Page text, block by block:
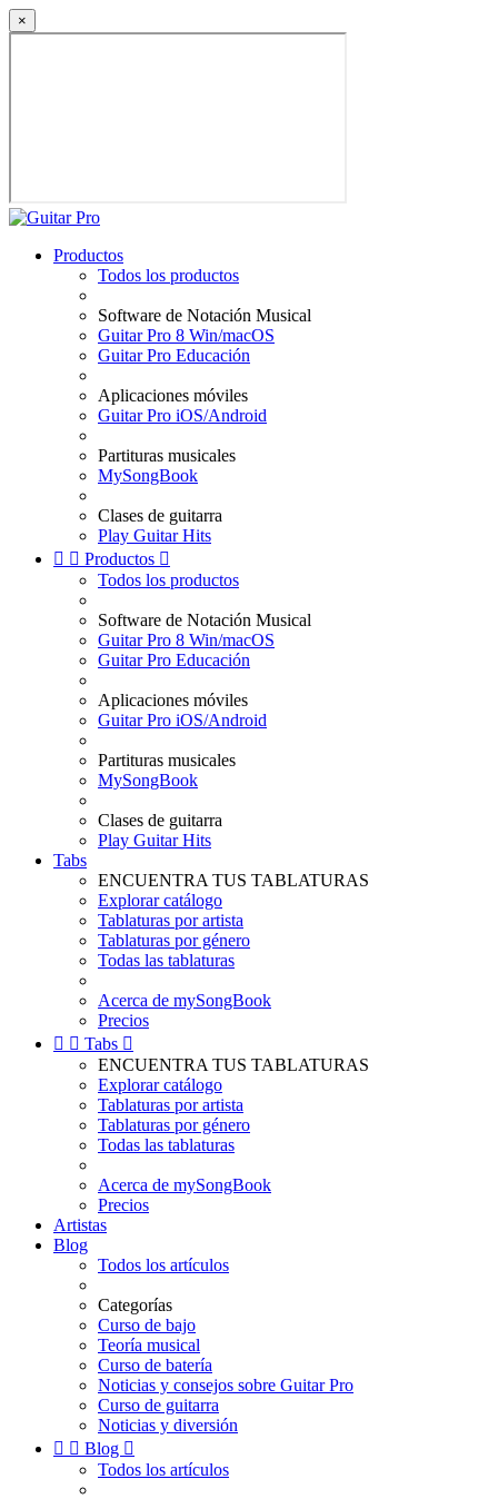
×
Productos
Todos los productos
Software de Notación Musical
Guitar Pro 8 Win/macOS
Guitar Pro Educación
Aplicaciones móviles
Guitar Pro iOS/Android
Partituras musicales
MySongBook
Clases de guitarra
Play Guitar Hits
  Productos 
Todos los productos
Software de Notación Musical
Guitar Pro 8 Win/macOS
Guitar Pro Educación
Aplicaciones móviles
Guitar Pro iOS/Android
Partituras musicales
MySongBook
Clases de guitarra
Play Guitar Hits
Tabs
ENCUENTRA TUS TABLATURAS
Explorar catálogo
Tablaturas por artista
Tablaturas por género
Todas las tablaturas
Acerca de mySongBook
Precios
  Tabs 
ENCUENTRA TUS TABLATURAS
Explorar catálogo
Tablaturas por artista
Tablaturas por género
Todas las tablaturas
Acerca de mySongBook
Precios
Artistas
Blog
Todos los artículos
Categorías
Curso de bajo
Teoría musical
Curso de batería
Noticias y consejos sobre Guitar Pro
Curso de guitarra
Noticias y diversión
  Blog 
Todos los artículos